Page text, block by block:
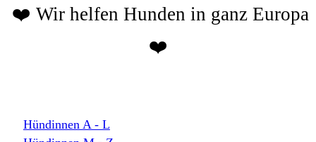
❤️ Wir helfen Hunden in ganz Europa
❤️
Hündinnen A - L